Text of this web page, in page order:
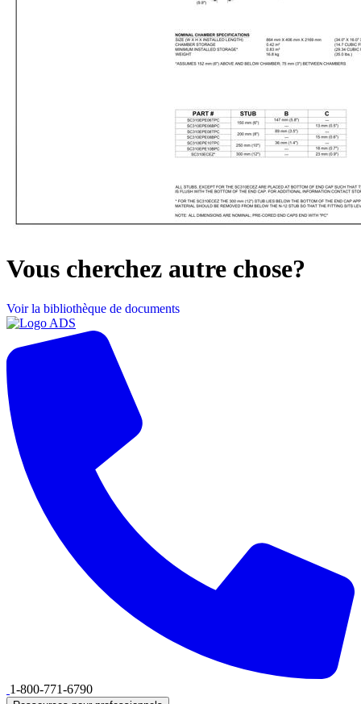
Vous cherchez autre chose?
Voir la bibliothèque de documents
1-800-771-6790